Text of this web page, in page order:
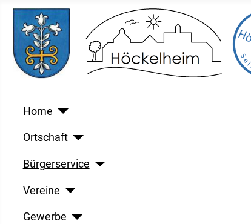
Home
Ortschaft
Bürgerservice
Vereine
Gewerbe